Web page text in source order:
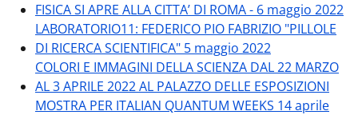
FISICA SI APRE ALLA CITTA’ DI ROMA - 6 maggio 2022
LABORATORIO11: FEDERICO PIO FABRIZIO "PILLOLE
DI RICERCA SCIENTIFICA" 5 maggio 2022
COLORI E IMMAGINI DELLA SCIENZA DAL 22 MARZO
AL 3 APRILE 2022 AL PALAZZO DELLE ESPOSIZIONI
MOSTRA PER ITALIAN QUANTUM WEEKS 14 aprile